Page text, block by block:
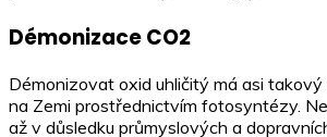
Démonizace CO2
Démonizovat oxid uhličitý má asi
na Zemi prostřednictvím fotosyntézy.
až v důsledku průmyslových a